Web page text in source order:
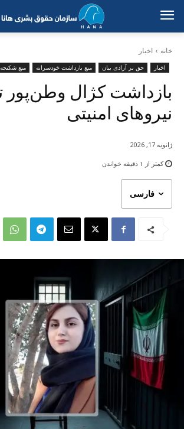
خانه اخبار
اخبار حق بر آزادی بیان منع بازداشت خودسرانه منع شکنجه
بازداشت کژال
نیروهای امنیتی
فارسی
کمتر از ۱ دقیقه خواندن
ژانویه 17, 2026